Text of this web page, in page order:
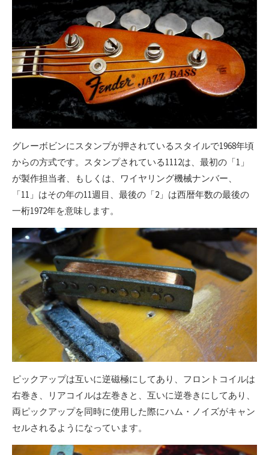
グレーボビンにスタンプが押されているスタイルで1968年頃
からの方式です。スタンプされている1112は、最初の「1」
が製作担当者、もしくは、ワイヤリング機械ナンバー、
「11」はその年の11週目、最後の「2」は西暦年数の最後の
一桁1972年を意味します。
ピックアップは互いに逆磁極にしてあり、フロントコイルは
右巻き、リアコイルは左巻きと、互いに逆巻きにしてあり、
両ピックアップを同時に使用した際にハム・ノイズがキャン
セルされるようになっています。